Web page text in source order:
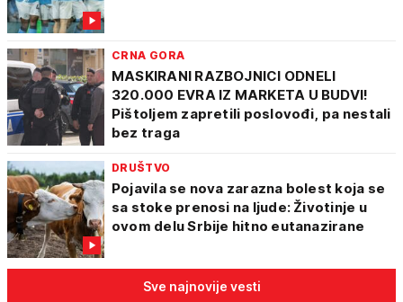
CRNA GORA
MASKIRANI RAZBOJNICI ODNELI
320.000 EVRA IZ MARKETA U BUDVI!
Pištoljem zapretili poslovođi, pa nestali
bez traga
DRUŠTVO
Pojavila se nova zarazna bolest koja se
sa stoke prenosi na ljude: Životinje u
ovom delu Srbije hitno eutanazirane
Sve najnovije vesti